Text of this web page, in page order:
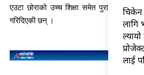
एउटा छोराको उच्च शिक्षा समेत पुरा
गरिदिएकी छन् ।
लागि
ल्यायो
लाई